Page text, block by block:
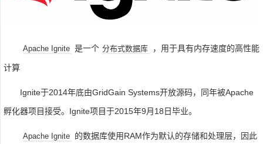
Apache Ignite 是一个 分布式数据库 ，用于具有内存速度的高性能
计算
Ignite于2014年底由GridGain Systems开放源码，同年被Apache
孵化器项目接受。Ignite项目于2015年9月18日毕业。
Apache Ignite 的数据库使用RAM作为默认的存储和处理层，因此